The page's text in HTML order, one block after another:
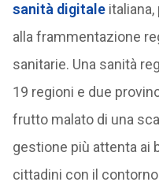
sanità digitaleitaliana,
alla frammentazione
sanitarie. Una sanità
19 regioni e due
frutto malato di una
gestione più attenta ai
cittadini con il